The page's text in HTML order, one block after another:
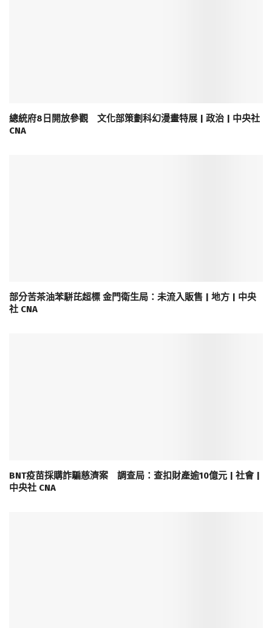
總統府8日開放參觀 文化部策劃科幻漫畫特展 | 政治 | 中央社
CNA
部分苦茶油苯駢芘超標 金門衛生局：未流入販售 | 地方 | 中央
社 CNA
BNT疫苗採購詐騙慈濟案 調查局：查扣財產逾10億元 | 社會 |
中央社 CNA